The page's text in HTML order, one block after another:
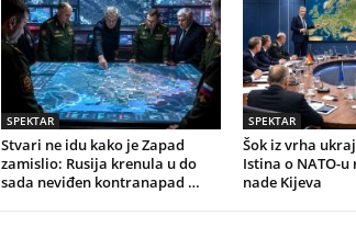
SPEKTAR
Stvari ne idu kako je Zapad
zamislio: Rusija krenula u do
sada neviđen kontranapad …
SPEKTAR
Šok iz vrha
Istina o NATO-u
nade Kijeva